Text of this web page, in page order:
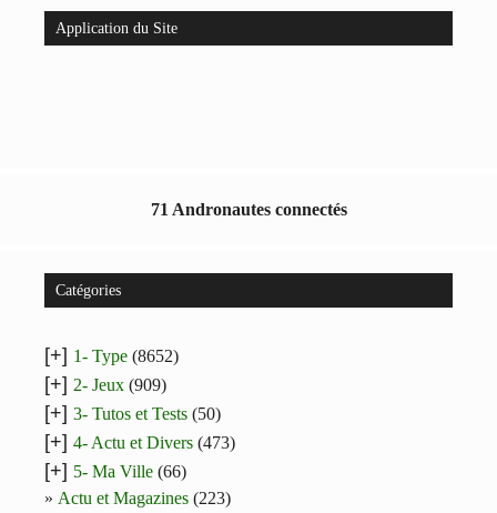
Application du Site
71 Andronautes connectés
Catégories
[+] 1- Type (8652)
[+] 2- Jeux (909)
[+] 3- Tutos et Tests (50)
[+] 4- Actu et Divers (473)
[+] 5- Ma Ville (66)
Actu et Magazines (223)